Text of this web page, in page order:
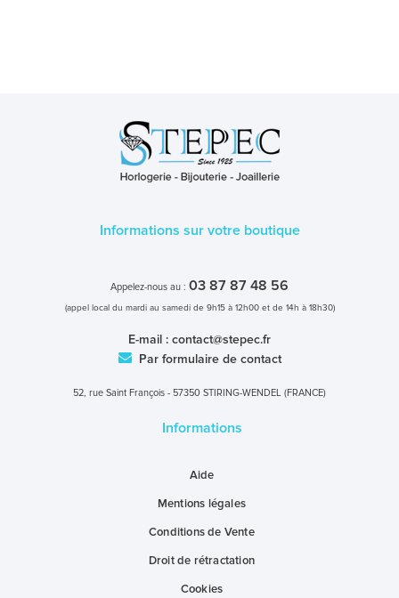
Informations sur votre boutique
Appelez-nous au : 03 87 87 48 56
(appel local du mardi au samedi de 9h15 à 12h00 et de 14h à 18h30)
E-mail : contact@stepec.fr
Par formulaire de contact
52, rue Saint François - 57350 STIRING-WENDEL (FRANCE)
Informations
Aide
Mentions légales
Conditions de Vente
Droit de rétractation
Cookies